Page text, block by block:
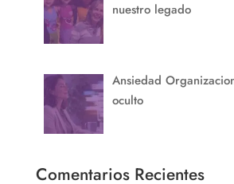
nuestro legado
Ansiedad
oculto
Comentarios Recientes